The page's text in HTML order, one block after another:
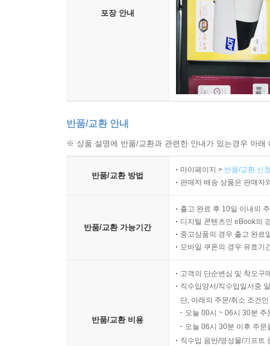
포장 안내
반품/교환 안내
※ 상품 설명에 반품/교환과 관련한 안내가 있는경우 아
반품/교환 방법
마이페이지 > 반품/교환 신
판매자 배송 상품은 판매자
반품/교환 가능기간
출고 완료 후 10일 이내의
디지털 콘텐츠인 eBook의
중고상품의 경우 출고 완료
모바일 쿠폰의 경우 유효기
반품/교환 비용
고객의 단순변심 및 착오구
직수입양서/직수입일서중
단, 아래의 주문/취소 조건
오늘 00시 ~ 06시 30분
오늘 06시 30분 이후 주
직수입 음반/영상물/기프트